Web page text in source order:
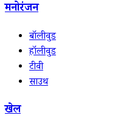
मनोरंजन
बॉलीवुड
हॉलीवुड
टीवी
साउथ
खेल